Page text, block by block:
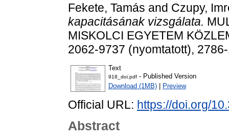
Fekete, Tamás and Czupy,
kapacitásának vizsgálata.
MISKOLCI EGYETEM
2062-9737 (nyomtatott),
Text
918_doi.pdf - Published Version
Download (1MB)
Preview
Official URL: https://doi.org/
Abstract